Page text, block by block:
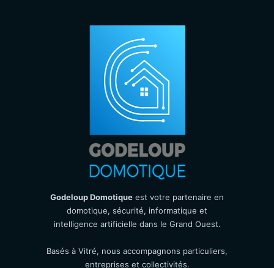
Godeloup Domotique est votre partenaire en
domotique, sécurité, informatique et
intelligence artificielle dans le Grand Ouest.
Basés à Vitré, nous accompagnons particuliers,
entreprises et collectivités.